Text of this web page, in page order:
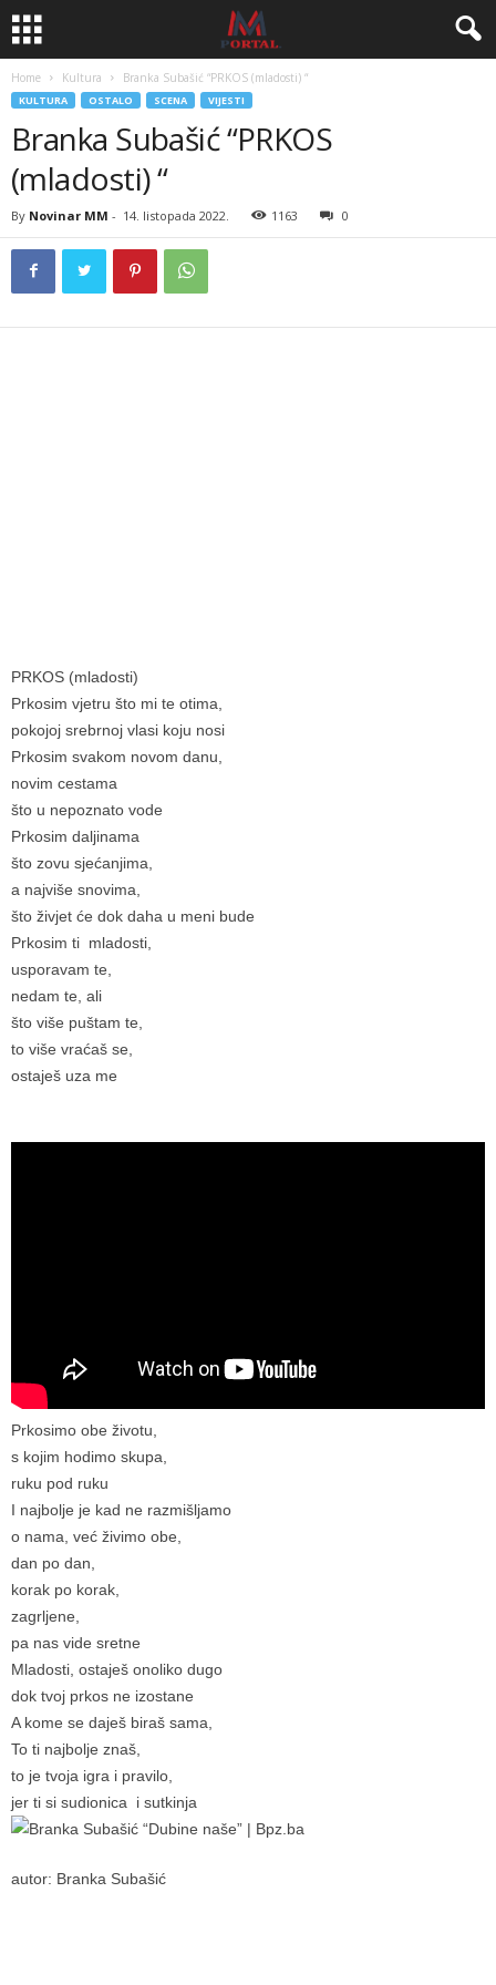
Home Kultura Branka Subašić “PRKOS (mladosti) “
KULTURA OSTALO SCENA VIJESTI
Branka Subašić “PRKOS
(mladosti) “
By Novinar MM - 14. listopada 2022. 1163 0
PRKOS (mladosti)
Prkosim vjetru što mi te otima,
pokojoj srebrnoj vlasi koju nosi
Prkosim svakom novom danu,
novim cestama
što u nepoznato vode
Prkosim daljinama
što zovu sjećanjima,
a najviše snovima,
što živjet će dok daha u meni bude
Prkosim ti mladosti,
usporavam te,
nedam te, ali
što više puštam te,
to više vraćaš se,
ostaješ uza me
Prkosimo obe životu,
s kojim hodimo skupa,
ruku pod ruku
I najbolje je kad ne razmišljamo
o nama, već živimo obe,
dan po dan,
korak po korak,
zagrljene,
pa nas vide sretne
Mladosti, ostaješ onoliko dugo
dok tvoj prkos ne izostane
A kome se daješ biraš sama,
To ti najbolje znaš,
to je tvoja igra i pravilo,
jer ti si sudionica i sutkinja
autor: Branka Subašić